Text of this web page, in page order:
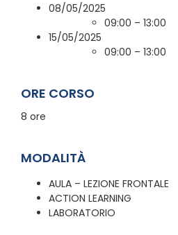
08/05/2025
09:00 – 13:00
15/05/2025
09:00 – 13:00
ORE CORSO
8 ore
MODALITÀ
AULA – LEZIONE FRONTALE
ACTION LEARNING
LABORATORIO